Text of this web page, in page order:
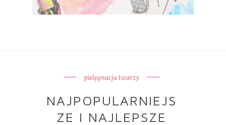
pielęgnacja twarzy
NAJPOPULARNIEJS
ZE I NAJLEPSZE